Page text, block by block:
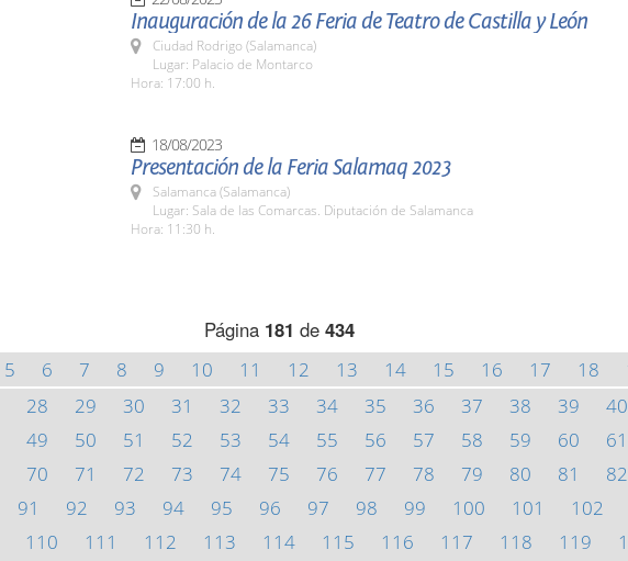
Inauguración de la 26 Feria de Teatro de Castilla y León
Ciudad Rodrigo (Salamanca)
Lugar: Palacio de Montarco
Hora: 17:00 h.
18/08/2023
Presentación de la Feria Salamaq 2023
Salamanca (Salamanca)
Lugar: Sala de las Comarcas. Diputación de Salamanca
Hora: 11:30 h.
Página 181 de 434
5 6 7 8 9 10 11 12 13 14 15 16 17 18
28 29 30 31 32 33 34 35 36 37 38 39 40
49 50 51 52 53 54 55 56 57 58 59 60 61
70 71 72 73 74 75 76 77 78 79 80 81 82
91 92 93 94 95 96 97 98 99 100 101 102
110 111 112 113 114 115 116 117 118 119